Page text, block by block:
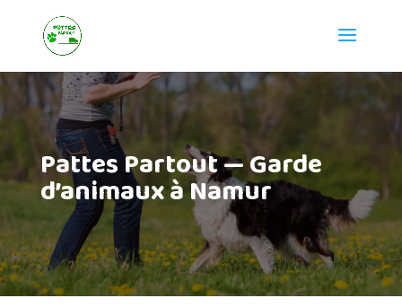
Pattes Partout — Garde
d’animaux à Namur